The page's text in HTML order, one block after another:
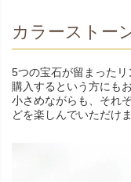
カラーストー
5つの宝石が留まった
購入するという方にも
小さめながらも、それ
どを楽しんでいただけま